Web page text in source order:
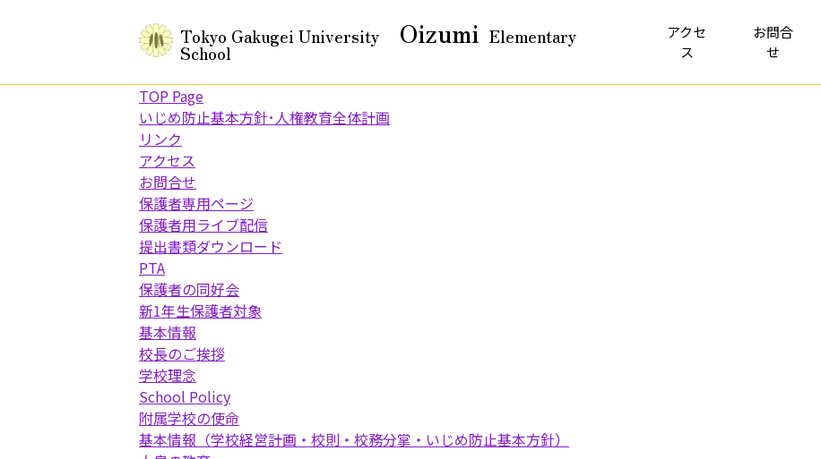
Tokyo Gakugei University Oizumi Elementary
School
アクセ
ス
お問合
せ
TOP Page
いじめ防止基本方針･人権教育全体計画
リンク
アクセス
お問合せ
保護者専用ページ
保護者用ライブ配信
提出書類ダウンロード
PTA
保護者の同好会
新1年生保護者対象
基本情報
校長のご挨拶
学校理念
School Policy
附属学校の使命
基本情報（学校経営計画・校則・校務分掌・いじめ防止基本方針）